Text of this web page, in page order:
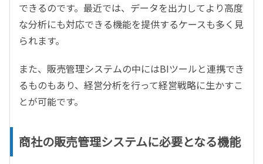
できるのです。最近では、データを出力してより高度
な分析にも対応できる機能を提供するケースも多く見
られます。
また、販売管理システムの中にはBIツールと連携でき
るものもあり、経営分析を行って経営戦略に生かすこ
とが可能です。
商社の販売管理システムに必要となる機能